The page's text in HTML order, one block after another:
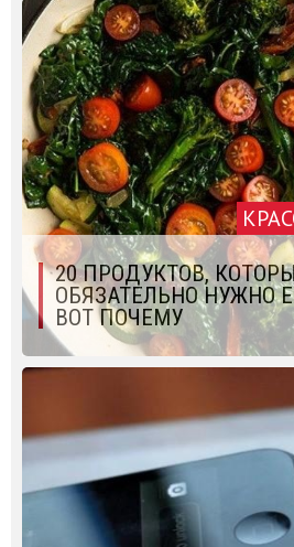
20 ПРОДУКТОВ,
ОБЯЗАТЕЛЬНО НУЖНО
ВОТ ПОЧЕМУ